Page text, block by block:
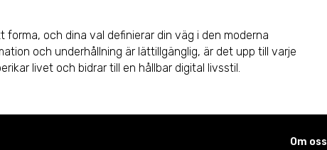
forma, och dina val definierar din väg i den moderna
och underhållning är lättillgänglig, är det upp till varje
livet och bidrar till en hållbar digital livsstil.
Om oss